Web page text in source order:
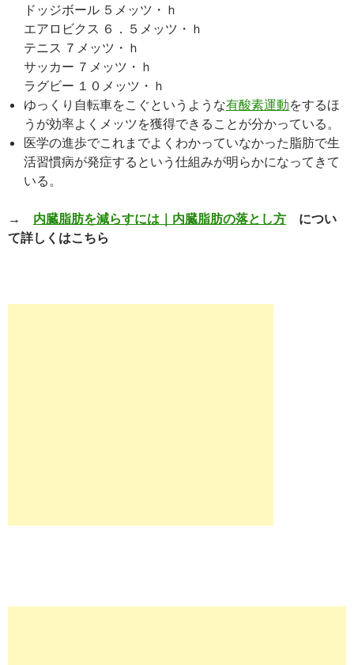
ドッジボール ５メッツ・ｈ
エアロビクス ６．５メッツ・ｈ
テニス ７メッツ・ｈ
サッカー ７メッツ・ｈ
ラグビー １０メッツ・ｈ
ゆっくり自転車をこぐというような有酸素運動をするほ
うが効率よくメッツを獲得できることが分かっている。
医学の進歩でこれまでよくわかっていなかった脂肪で生
活習慣病が発症するという仕組みが明らかになってきて
いる。
→ 内臓脂肪を減らすには｜内臓脂肪の落とし方 につい
て詳しくはこちら